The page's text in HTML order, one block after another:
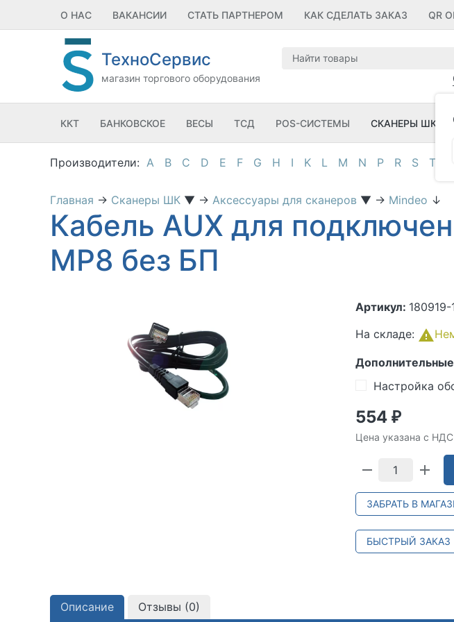
О НАС ВАКАНСИИ СТАТЬ ПАРТНЕРОМ КАК СДЕЛАТЬ ЗАКАЗ QR
ТехноСервис
магазин торгового оборудования
ККТ БАНКОВСКОЕ ВЕСЫ ТСД POS-СИСТЕМЫ СКАНЕРЫ ШК
A B C D E F G H I K L M N P R S T
Главная → Сканеры ШК ▼ → Аксессуары для сканеров ▼ → Mindeo ↓
Кабель AUX для
MP8 без БП
Артикул: 180919-
На складе:
Дополнительные
Настройка
554 ₽
Цена указана с НДС
ЗАБРАТЬ В
БЫСТРЫЙ ЗАКАЗ
Описание Отзывы (0)